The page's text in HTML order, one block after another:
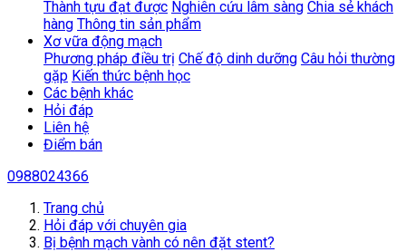
Thành tựu đạt được Nghiên cứu lâm sàng Chia sẻ khách
hàng Thông tin sản phẩm
Xơ vữa động mạch
Phương pháp điều trị Chế độ dinh dưỡng Câu hỏi thường
gặp Kiến thức bệnh học
Các bệnh khác
Hỏi đáp
Liên hệ
Điểm bán
0988024366
Trang chủ
Hỏi đáp với chuyên gia
Bị bệnh mạch vành có nên đặt stent?